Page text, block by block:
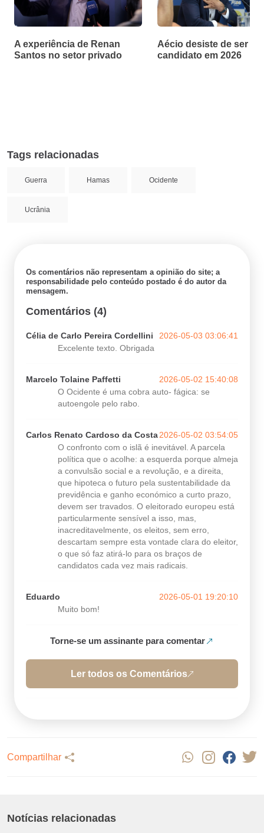
A experiência de Renan
Santos no setor privado
Aécio desiste de ser
candidato em 2026
Tags relacionadas
Guerra Hamas Ocidente
Ucrânia
Os comentários não representam a opinião do site; a
responsabilidade pelo conteúdo postado é do autor da
mensagem.
Comentários (4)
Célia de Carlo Pereira Cordellini
2026-05-03 03:06:41
Excelente texto. Obrigada
Marcelo Tolaine Paffetti
2026-05-02 15:40:08
O Ocidente é uma cobra auto- fágica: se
autoengole pelo rabo.
Carlos Renato Cardoso da Costa2026-05-02 03:54:05
O confronto com o islã é inevitável. A parcela
política que o acolhe: a esquerda porque almeja
a convulsão social e a revolução, e a direita,
que hipoteca o futuro pela sustentabilidade da
previdência e ganho económico a curto prazo,
devem ser travados. O eleitorado europeu está
particularmente sensível a isso, mas,
inacreditavelmente, os eleitos, sem erro,
descartam sempre esta vontade clara do eleitor,
o que só faz atirá-lo para os braços de
candidatos cada vez mais radicais.
Eduardo
2026-05-01 19:20:10
Muito bom!
Torne-se um assinante para comentar
Ler todos os Comentários
Compartilhar
Notícias relacionadas